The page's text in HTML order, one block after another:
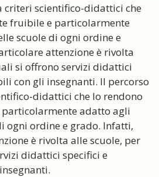
criteri scientifico-didattici che
fruibile e particolarmente
scuole di ogni ordine e
attenzione è rivolta
si offrono servizi didattici
con gli insegnanti. Il percorso
didattici che lo rendono
adatto agli
ogni ordine e grado. Infatti,
è rivolta alle scuole, per
didattici specifici e